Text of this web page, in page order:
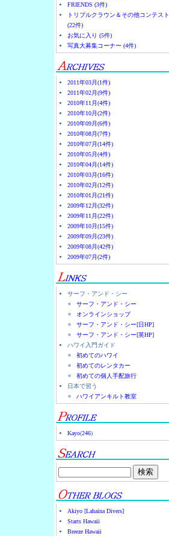
FRIENDS (3件)
トリプルクラウン＆その他コンテスト
(22件)
お気に入り (5件)
写真大募集コーナー (4件)
2011年03月(1件)
2011年02月(9件)
2010年11月(4件)
2010年10月(2件)
2010年09月(6件)
2010年08月(7件)
2010年07月(14件)
2010年05月(4件)
2010年04月(14件)
2010年03月(16件)
2010年02月(12件)
2010年01月(21件)
2009年12月(32件)
2009年11月(22件)
2009年10月(15件)
2009年09月(23件)
2009年08月(42件)
2009年07月(2件)
サーフ・アンド・シー
サーフ・アンド・シー
オンラインショップ
サーフ・アンド・シー[日HP]
サーフ・アンド・シー[英HP]
ハワイ入門ガイド
初めてのハワイ
初めてのレンタカー
初めての個人手配旅行
日本で習う
ハワイアンキルト教室
Kayo(246)
Akiyo [Lahaina Divers]
Starts Hawaii
Breeze Hawaii